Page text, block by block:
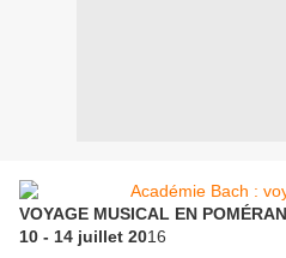
VOYAGE MUSICAL EN
10 - 14 juillet 2016